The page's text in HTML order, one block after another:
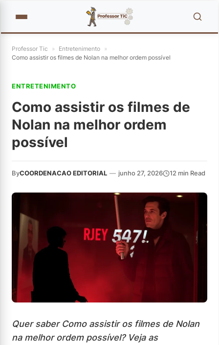
Professor Tic » Entretenimento »
Como assistir os filmes de Nolan na melhor ordem possível
ENTRETENIMENTO
Como assistir os filmes de
Nolan na melhor ordem
possível
ByCOORDENACAO EDITORIAL — junho 27, 2026 12 min Read
Quer saber Como assistir os filmes de Nolan
na melhor ordem possível? Veja as